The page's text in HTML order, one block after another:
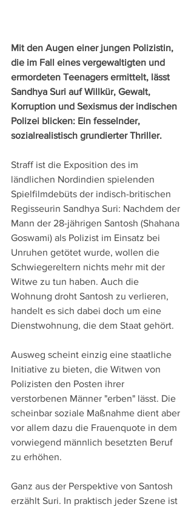
Mit den Augen einer jungen Polizistin,
die im Fall eines vergewaltigten und
ermordeten Teenagers ermittelt, lässt
Sandhya Suri auf Willkür, Gewalt,
Korruption und Sexismus der indischen
Polizei blicken: Ein fesselnder,
sozialrealistisch grundierter Thriller.
Straff ist die Exposition des im
ländlichen Nordindien spielenden
Spielfilmdebüts der indisch-britischen
Regisseurin Sandhya Suri: Nachdem der
Mann der 28-jährigen Santosh (Shahana
Goswami) als Polizist im Einsatz bei
Unruhen getötet wurde, wollen die
Schwiegereltern nichts mehr mit der
Witwe zu tun haben. Auch die
Wohnung droht Santosh zu verlieren,
handelt es sich dabei doch um eine
Dienstwohnung, die dem Staat gehört.
Ausweg scheint einzig eine staatliche
Initiative zu bieten, die Witwen von
Polizisten den Posten ihrer
verstorbenen Männer "erben" lässt. Die
scheinbar soziale Maßnahme dient aber
vor allem dazu die Frauenquote in dem
vorwiegend männlich besetzten Beruf
zu erhöhen.
Ganz aus der Perspektive von Santosh
erzählt Suri. In praktisch jeder Szene ist